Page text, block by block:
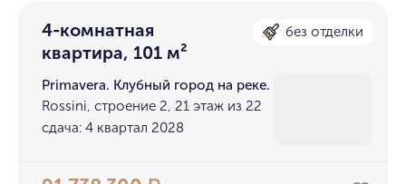
4-комнатная
квартира, 101 м²
без отделки
Primavera. Клубный город на реке.
Rossini, строение 2, 21 этаж из 22
сдача: 4 квартал 2028